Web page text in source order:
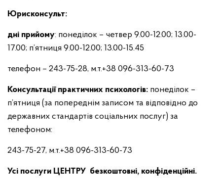
Юрисконсульт:
дні прийому: понеділок – четвер 9.00-12.00; 13.00-
17.00; п’ятниця 9.00-12.00; 13.00-15.45
телефон – 243-75-28, м.т.+38 096-313-60-73
Консультації практичних психологів: понеділок –
п’ятниця (за попереднім записом та відповідно до
державних стандартів соціальних послуг) за
телефоном:
243-75-27, м.т.+38 096-313-60-73
Усі послуги ЦЕНТРУ безкоштовні, конфіденційні.